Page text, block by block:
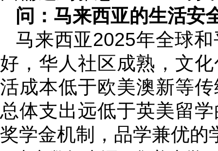
问：马来西亚的生活安
马来西亚2025年全球
好，华人社区成熟，文
活成本低于欧美澳新等
总体支出远低于英美留
奖学金机制，品学兼优的